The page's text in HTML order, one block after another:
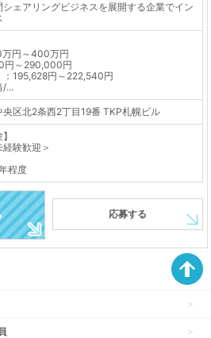
ェアリングビジネスを展開する企業でイン
円～400万円
円～290,000円
：195,628円～222,540円
/...
区北2条西2丁目19番 TKP札幌ビル
経験歓迎＞
程度
応募する